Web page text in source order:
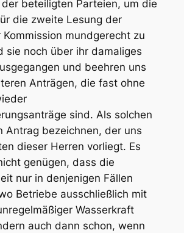
beteiligten Parteien, um die
die zweite Lesung der
mundgerecht zu
sie noch über ihr damaliges
und beehren uns
Anträgen, die fast ohne
sind. Als solchen
Antrag bezeichnen, der uns
dieser Herren vorliegt. Es
genügen, dass die
nur in denjenigen Fällen
Betriebe ausschließlich mit
Wasserkraft
auch dann schon, wenn